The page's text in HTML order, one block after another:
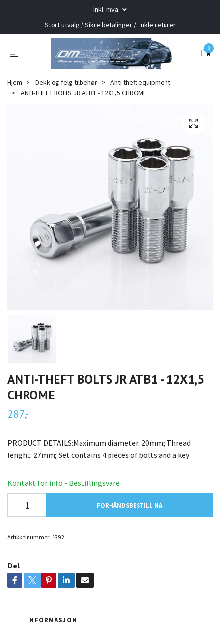
Inkl. mva
Stort utvalg / Sikre betalinger / Enkle returer
0
Hjem Dekk og felg tilbehør
Anti theft equipment
ANTI-THEFT BOLTS JR ATB1 - 12X1,5 CHROME
ANTI-THEFT BOLTS JR ATB1 - 12X1,5
CHROME
287,-
PRODUCT DETAILS:Maximum diameter: 20mm; Thread
lenght: 27mm; Set contains 4 pieces of bolts and a key
Kontakt for info - Bestillingsvare
FORHÅNDSBESTILL NÅ
Artikkelnummer: 1392
Del
INFORMASJON